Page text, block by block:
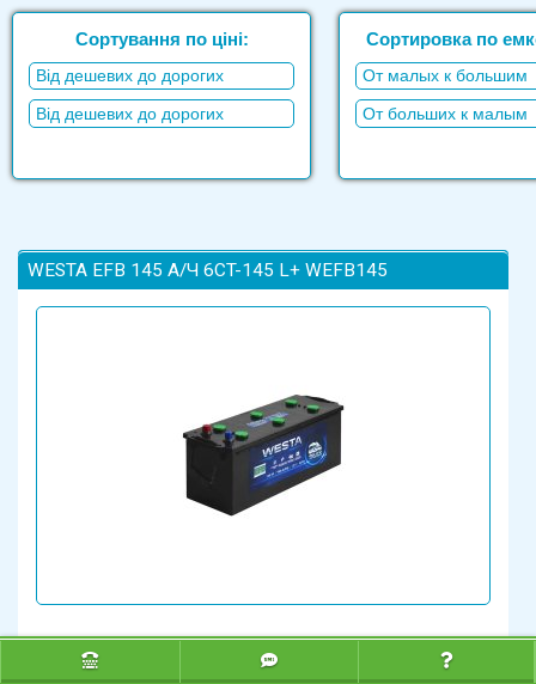
Сортування по ціні:
Від дешевих до дорогих
Від дешевих до дорогих
Сортировка по
От малых к большим
От больших к малым
WESTA EFB 145 А/Ч 6CT-145 L+ WEFB145
Маркування: